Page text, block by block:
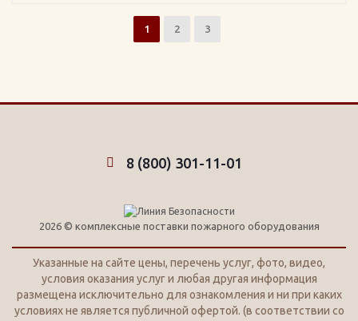
1 2 3
8 (800) 301-11-01
2026 © комплексные поставки пожарного оборудования
Указанные на сайте цены, перечень услуг, фото, видео,
условия оказания услуг и любая другая информация
размещена исключительно для ознакомления и ни при каких
условиях не является публичной офертой. (в соответствии со